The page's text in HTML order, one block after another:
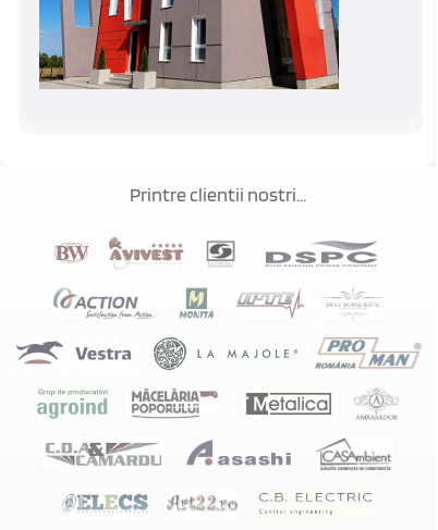
Printre clientii nostri...